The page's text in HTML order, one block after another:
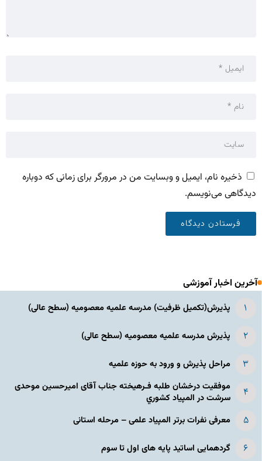
ذخیره نام، ایمیل و وبسایت من در مرورگر برای زمانی که دوباره
دیدگاهی می‌نویسم.
آخرین اخبار آموزشی
پذیرش(تکمیل ظرفیت) مدرسه علمیه معصومیه‌ (سطح عالی)
پذیرش مدرسه علمیه معصومیه‌ (سطح عالی)
مراحل پذیرش و ورود به حوزه علمیه
موفقیت درخشان طلبه فـرهیخته جناب آقای امیرحسین موحدی
سرشت در المپياد كشوري
معرفی نفرات برتر المپیاد علمی – مرحله استانی
گردهمایی اساتید پایه های اول تا سوم